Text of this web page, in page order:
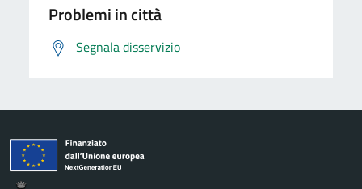
Problemi in città
Segnala disservizio